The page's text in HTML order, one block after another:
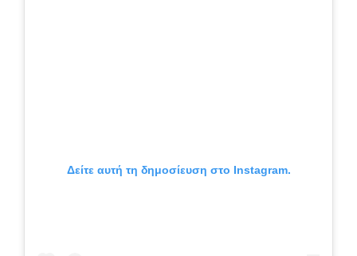
Δείτε αυτή τη δημοσίευση στο Instagram.